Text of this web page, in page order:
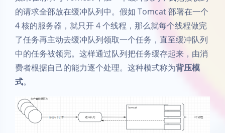
的请求全部放在缓冲队列中。假如 Tomcat 部署在一个
4 核的服务器，就只开 4 个线程，那么就每个线程做完
了任务再主动去缓冲队列领取一个任务，直至缓冲队列
中的任务被领完。这样通过队列把任务缓存起来，由消
费者根据自己的能力逐个处理。这种模式称为背压模
式。